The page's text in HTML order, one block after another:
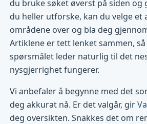
du bruke søket øverst på siden og
du heller utforske, kan du velge et
områdene over og bla deg
Artiklene er tett lenket sammen,
spørsmålet leder naturlig til det
nysgjerrighet fungerer.
Vi anbefaler å begynne med det
deg akkurat nå. Er det valgår, gir
deg oversikten. Snakkes det om